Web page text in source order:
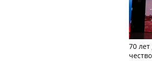
70